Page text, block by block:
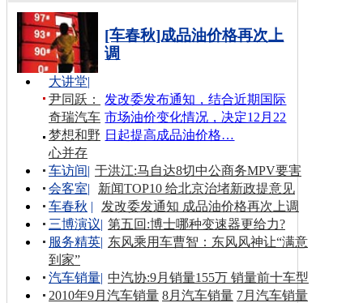
[车春秋]成品油价格再次上
调
发改委发布通知，结合近期国际
市场油价变化情况，决定12月22
日起提高成品油价格…
大讲堂|
尹同跃：
奇瑞汽车
梦想和野
心并存
车访间| 于洪江:马自达8切中公商务MPV要害
会客室|
新闻TOP10 给北京治堵新政提意见
车春秋 |
发改委发通知 成品油价格再次上调
三博演议| 第五回:博士哪种变速器更给力?
服务精英| 东风乘用车曹智：东风风神让“满意
到家”
汽车销量| 中汽协:9月销量155万 销量前十车型
2010年9月汽车销量 8月汽车销量 7月汽车销量